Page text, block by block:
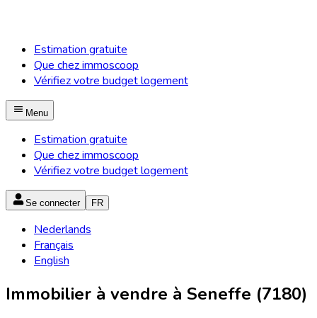
Estimation gratuite
Que chez immoscoop
Vérifiez votre budget logement
Menu
Estimation gratuite
Que chez immoscoop
Vérifiez votre budget logement
Se connecter FR
Nederlands
Français
English
Immobilier à vendre à Seneffe (7180)